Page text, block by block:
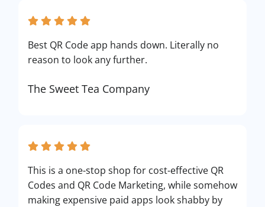
Best QR Code app hands down. Literally no
reason to look any further.
The Sweet Tea Company
This is a one-stop shop for cost-effective QR
Codes and QR Code Marketing, while somehow
making expensive paid apps look shabby by